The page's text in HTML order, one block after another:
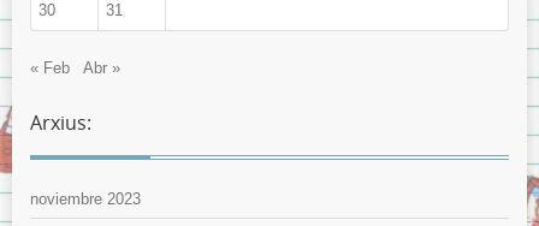
30 31
« Feb Abr »
Arxius:
noviembre 2023